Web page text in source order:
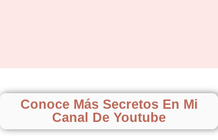
Conoce Más Secretos En Mi
Canal De Youtube